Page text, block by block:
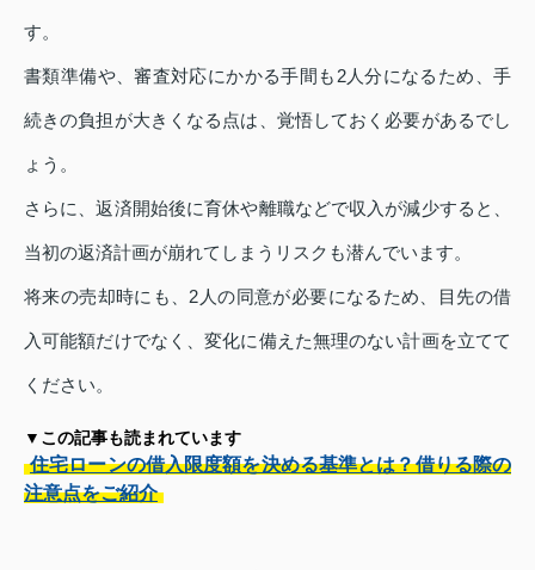
す。
書類準備や、審査対応にかかる手間も2人分になるため、手
続きの負担が大きくなる点は、覚悟しておく必要があるでし
ょう。
さらに、返済開始後に育休や離職などで収入が減少すると、
当初の返済計画が崩れてしまうリスクも潜んでいます。
将来の売却時にも、2人の同意が必要になるため、目先の借
入可能額だけでなく、変化に備えた無理のない計画を立てて
ください。
▼この記事も読まれています
住宅ローンの借入限度額を決める基準とは？借りる際の
注意点をご紹介